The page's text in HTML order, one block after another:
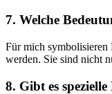
7. Welche
Für mich ⁢symbolisieren‍
werden. ​Sie sind⁤ nicht⁢
8. Gibt es